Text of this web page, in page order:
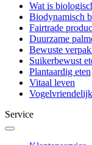
Wat is
Biodynamisch
Fairtrade
Duurzame
Bewuste
Suikerbewust
Plantaardig eten
Vitaal leven
Service